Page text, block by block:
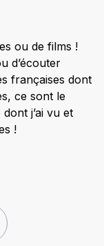
ou de films !
d’écouter
françaises dont
ce sont le
dont j’ai vu et
!
Twitter